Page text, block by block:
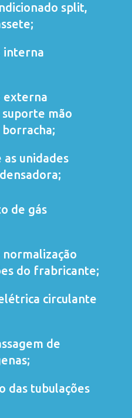
split,
;
interna
externa
mão
unidades
de gás
do frabricante;
circulante
de
das tubulações